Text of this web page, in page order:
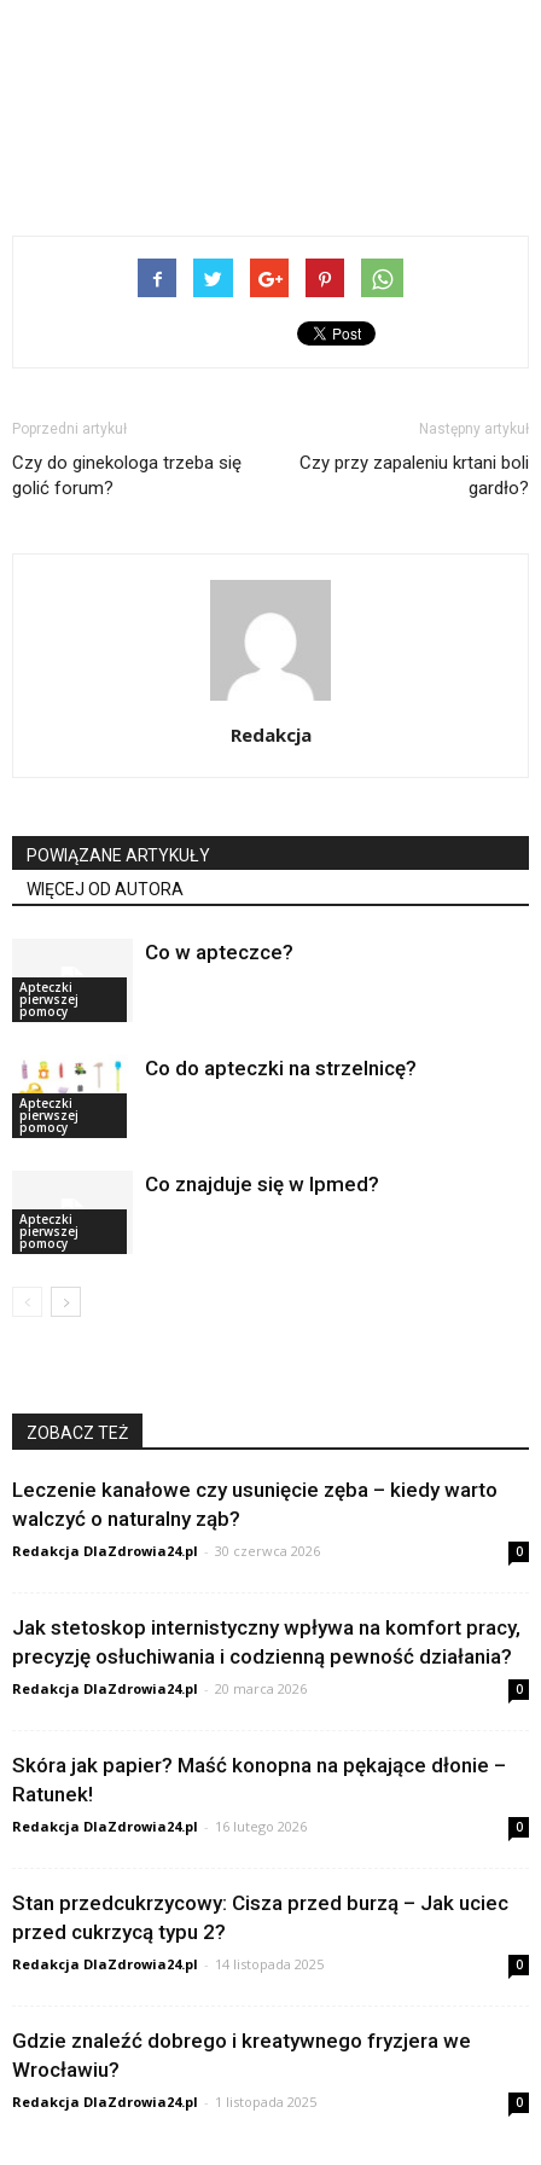
Poprzedni artykuł
Czy do ginekologa trzeba się
golić forum?
Następny artykuł
Czy przy zapaleniu krtani boli
gardło?
Redakcja
POWIĄZANE ARTYKUŁY
WIĘCEJ OD AUTORA
Apteczki
pierwszej
pomocy
Co w apteczce?
Apteczki
pierwszej
pomocy
Co do apteczki na strzelnicę?
Apteczki
pierwszej
pomocy
Co znajduje się w Ipmed?
ZOBACZ TEŻ
Leczenie kanałowe czy usunięcie zęba – kiedy warto
walczyć o naturalny ząb?
Redakcja DlaZdrowia24.pl - 30 czerwca 2026 0
Jak stetoskop internistyczny wpływa na komfort pracy,
precyzję osłuchiwania i codzienną pewność działania?
Redakcja DlaZdrowia24.pl - 20 marca 2026 0
Skóra jak papier? Maść konopna na pękające dłonie –
Ratunek!
Redakcja DlaZdrowia24.pl - 16 lutego 2026 0
Stan przedcukrzycowy: Cisza przed burzą – Jak uciec
przed cukrzycą typu 2?
Redakcja DlaZdrowia24.pl - 14 listopada 2025 0
Gdzie znaleźć dobrego i kreatywnego fryzjera we
Wrocławiu?
Redakcja DlaZdrowia24.pl - 1 listopada 2025 0